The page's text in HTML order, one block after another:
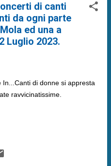
di canti
da ogni parte
ed una a
Luglio 2023.
In...Canti di donne si appresta
ravvicinatissime.